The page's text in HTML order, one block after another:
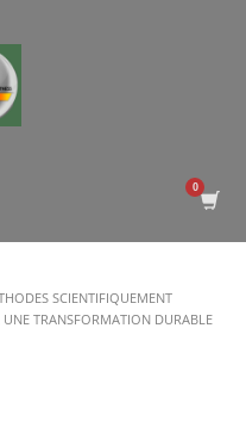
SCIENTIFIQUEMENT
UNE TRANSFORMATION DURABLE